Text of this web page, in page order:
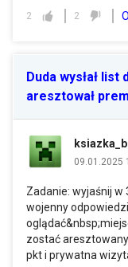
2 2
Duda wysłał
aresztował
09.01.2025
Zadanie: wyjaśnij w
wojenny
zostać
pkt i prywatna